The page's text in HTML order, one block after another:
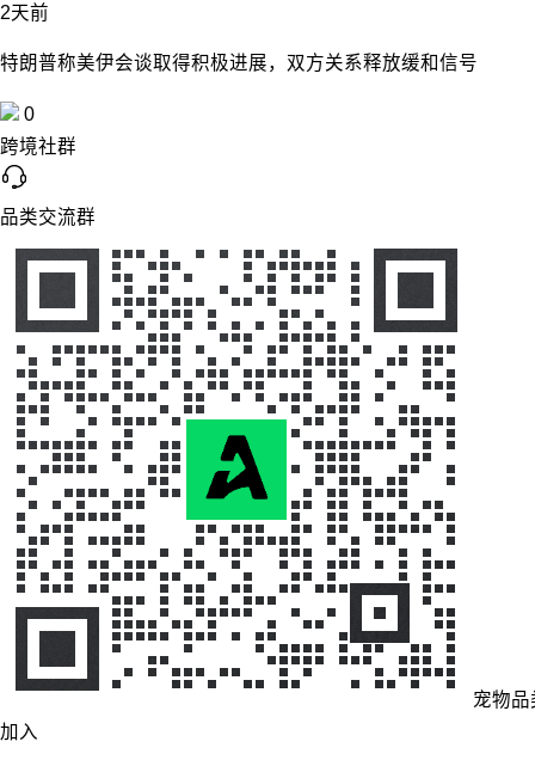
2天前
特朗普称美伊会谈取得积极进展，双方关系释放缓和信号
0
跨境社群
品类交流群
宠物
加入